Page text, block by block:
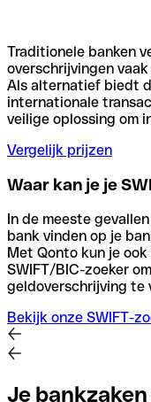
Traditionele banken
overschrijvingen
Als alternatief biedt
internationale
veilige oplossing om
Vergelijk prijzen
Waar kan je je
In de meeste
bank vinden op je
Met Qonto kun je
SWIFT/BIC-zoeker
geldoverschrijving te
Bekijk onze SWIFT-
Je